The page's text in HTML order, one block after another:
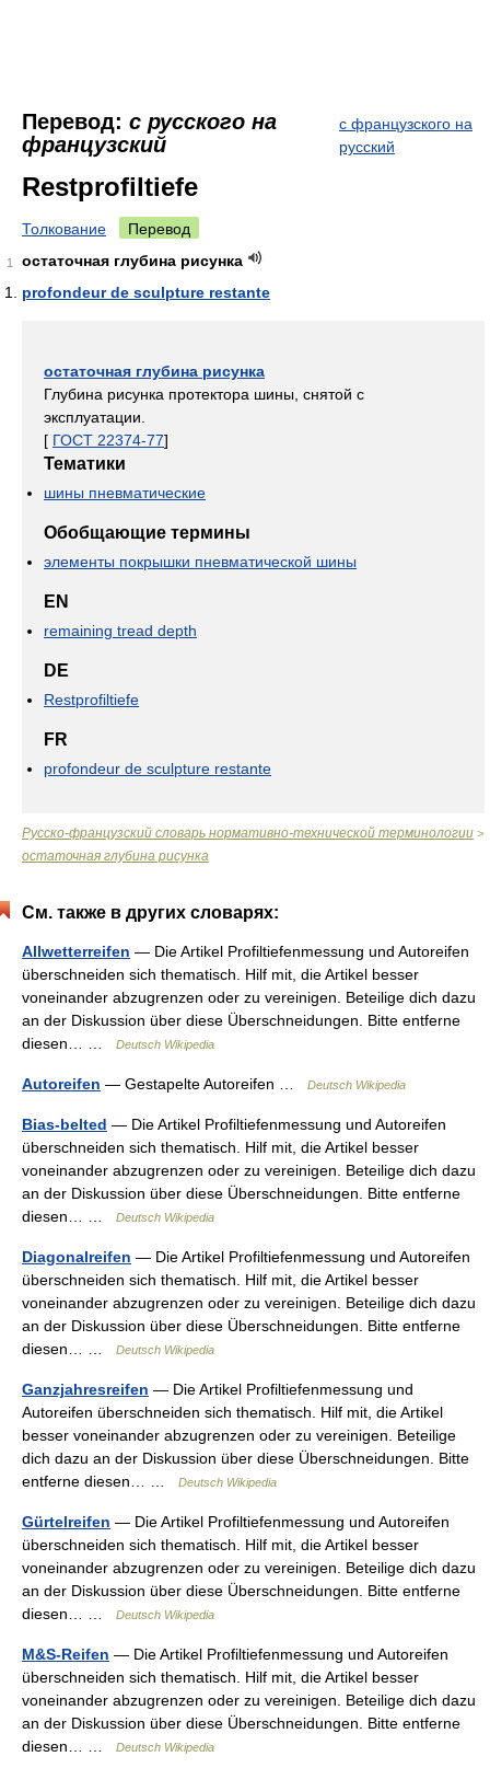
Перевод: с русского на
французский
с французского на
русский
Restprofiltiefe
Толкование Перевод
1
остаточная глубина рисунка
profondeur de sculpture restante
остаточная глубина рисунка
Глубина рисунка протектора шины, снятой с
эксплуатации.
[ ГОСТ 22374-77]
Тематики
шины пневматические
Обобщающие термины
элементы покрышки пневматической шины
EN
remaining tread depth
DE
Restprofiltiefe
FR
profondeur de sculpture restante
Русско-французский словарь нормативно-технической терминологии >
остаточная глубина рисунка
См. также в других словарях:
Allwetterreifen — Die Artikel Profiltiefenmessung und Autoreifen
überschneiden sich thematisch. Hilf mit, die Artikel besser
voneinander abzugrenzen oder zu vereinigen. Beteilige dich dazu
an der Diskussion über diese Überschneidungen. Bitte entferne
diesen… …
Deutsch Wikipedia
Autoreifen — Gestapelte Autoreifen … Deutsch Wikipedia
Bias-belted — Die Artikel Profiltiefenmessung und Autoreifen
überschneiden sich thematisch. Hilf mit, die Artikel besser
voneinander abzugrenzen oder zu vereinigen. Beteilige dich dazu
an der Diskussion über diese Überschneidungen. Bitte entferne
diesen… …
Deutsch Wikipedia
Diagonalreifen — Die Artikel Profiltiefenmessung und Autoreifen
überschneiden sich thematisch. Hilf mit, die Artikel besser
voneinander abzugrenzen oder zu vereinigen. Beteilige dich dazu
an der Diskussion über diese Überschneidungen. Bitte entferne
diesen… …
Deutsch Wikipedia
Ganzjahresreifen — Die Artikel Profiltiefenmessung und
Autoreifen überschneiden sich thematisch. Hilf mit, die Artikel
besser voneinander abzugrenzen oder zu vereinigen. Beteilige
dich dazu an der Diskussion über diese Überschneidungen. Bitte
entferne diesen… …
Deutsch Wikipedia
Gürtelreifen — Die Artikel Profiltiefenmessung und Autoreifen
überschneiden sich thematisch. Hilf mit, die Artikel besser
voneinander abzugrenzen oder zu vereinigen. Beteilige dich dazu
an der Diskussion über diese Überschneidungen. Bitte entferne
diesen… …
Deutsch Wikipedia
M&S-Reifen — Die Artikel Profiltiefenmessung und Autoreifen
überschneiden sich thematisch. Hilf mit, die Artikel besser
voneinander abzugrenzen oder zu vereinigen. Beteilige dich dazu
an der Diskussion über diese Überschneidungen. Bitte entferne
diesen… …
Deutsch Wikipedia